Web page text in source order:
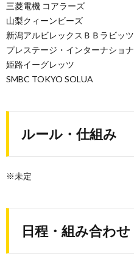
三菱電機 コアラーズ
山梨クィーンビーズ
新潟アルビレックスＢＢラビッツ
プレステージ・インターナショ
姫路イーグレッツ
SMBC TOKYO SOLUA
ルール・仕組み
※未定
日程・組み合わせ